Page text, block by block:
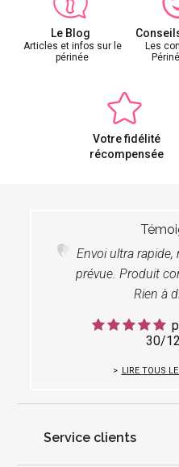
Le Blog
Articles et infos sur le
périnée
Les
Votre fidélité
récompensée
Envoi ultra
prévue. Produit
Rien à
30/
LIRE TOUS
Service clients